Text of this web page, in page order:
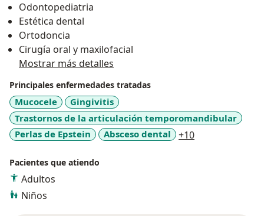
Odontopediatria
Estética dental
Ortodoncia
Cirugía oral y maxilofacial
Mostrar más detalles
Principales enfermedades tratadas
Mucocele
Gingivitis
Trastornos de la articulación temporomandibular
Perlas de Epstein
Absceso dental +10
Pacientes que atiendo
Adultos
Niños